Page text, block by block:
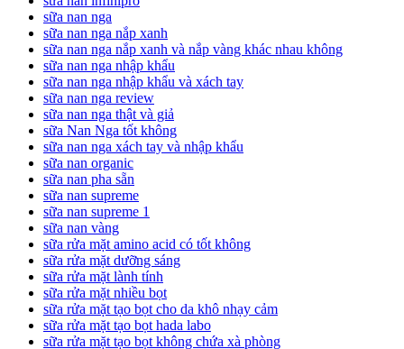
sữa nan nga
sữa nan nga nắp xanh
sữa nan nga nắp xanh và nắp vàng khác nhau không
sữa nan nga nhập khẩu
sữa nan nga nhập khẩu và xách tay
sữa nan nga review
sữa nan nga thật và giả
sữa Nan Nga tốt không
sữa nan nga xách tay và nhập khẩu
sữa nan organic
sữa nan pha sẵn
sữa nan supreme
sữa nan supreme 1
sữa nan vàng
sữa rửa mặt amino acid có tốt không
sữa rửa mặt dưỡng sáng
sữa rửa mặt lành tính
sữa rửa mặt nhiều bọt
sữa rửa mặt tạo bọt cho da khô nhạy cảm
sữa rửa mặt tạo bọt hada labo
sữa rửa mặt tạo bọt không chứa xà phòng